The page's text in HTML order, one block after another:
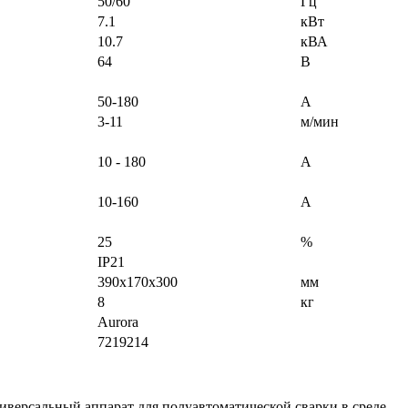
7.1
кВт
10.7
кВА
64
В
50-180
А
3-11
м/мин
10 - 180
А
10-160 А
25
%
IP21
390х170х300
мм
8
кг
Aurora
7219214